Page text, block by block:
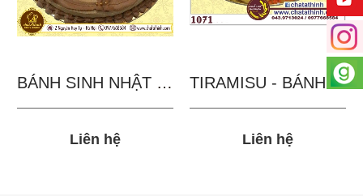
BÁNH SINH NHẬT IN...
Liên hệ
TIRAMISU - BÁNH TẶNG...
Liên hệ